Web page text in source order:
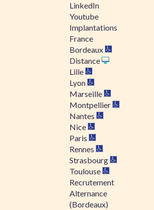
LinkedIn
Youtube
Implantations
France
Bordeaux
Distance
Lille
Lyon
Marseille
Montpellier
Nantes
Nice
Paris
Rennes
Strasbourg
Toulouse
Recrutement
Alternance
(Bordeaux)